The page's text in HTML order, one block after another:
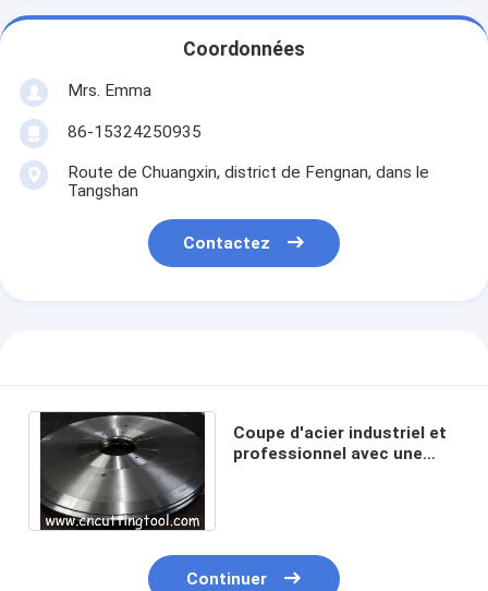
Coordonnées
Mrs. Emma
86-15324250935
Route de Chuangxin, district de Fengnan, dans le
Tangshan
Contactez
Coupe d'acier industriel et
professionnel avec une
Continuer